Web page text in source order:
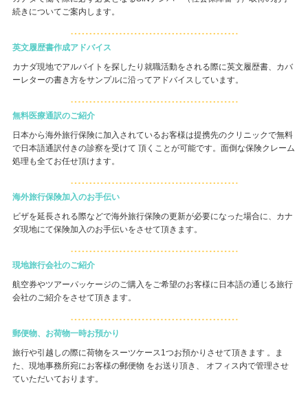
続きについてご案内します。
英文履歴書作成アドバイス
カナダ現地でアルバイトを探したり就職活動をされる際に英文履歴書、カバ
ーレターの書き方をサンプルに沿ってアドバイスしています。
無料医療通訳のご紹介
日本から海外旅行保険に加入されているお客様は提携先のクリニックで無料
で日本語通訳付きの診察を受けて 頂くことが可能です。面倒な保険クレーム
処理も全てお任せ頂けます。
海外旅行保険加入のお手伝い
ビザを延長される際などで海外旅行保険の更新が必要になった場合に、カナ
ダ現地にて保険加入のお手伝いをさせて頂きます。
現地旅行会社のご紹介
航空券やツアーパッケージのご購入をご希望のお客様に日本語の通じる旅行
会社のご紹介をさせて頂きます。
郵便物、お荷物一時お預かり
旅行や引越しの際に荷物をスーツケース1つお預かりさせて頂きます 。ま
た、現地事務所宛にお客様の郵便物 をお送り頂き、 オフィス内で管理させ
ていただいております。